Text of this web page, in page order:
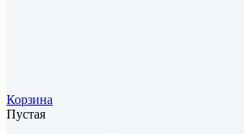
Корзина
Пустая